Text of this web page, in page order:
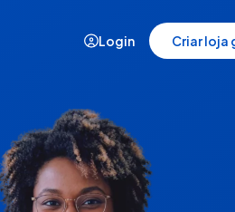
Demonstração
Login Criar loja